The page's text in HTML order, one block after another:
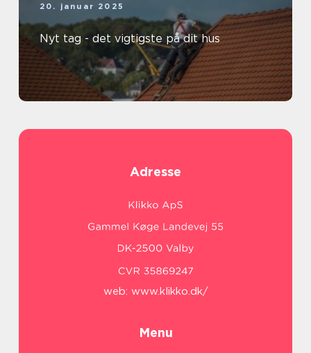
20. januar 2025
Nyt tag - det vigtigste på dit hus
Adresse
web: www.klikko.dk/
Menu